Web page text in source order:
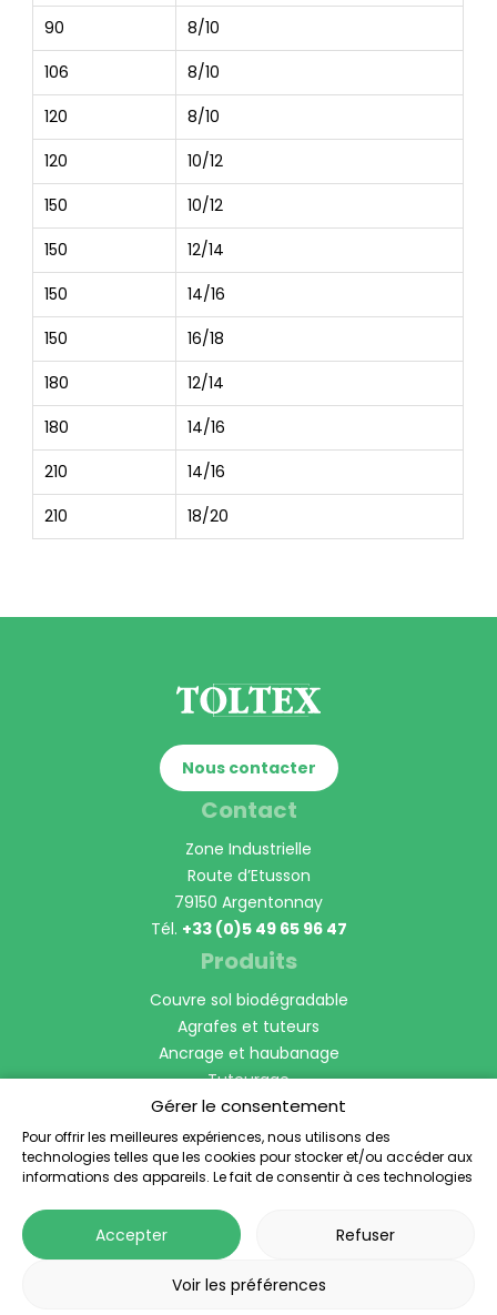
Gérer le consentement
Pour offrir les meilleures expériences, nous utilisons des
technologies telles que les cookies pour stocker et/ou accéder aux
informations des appareils. Le fait de consentir à ces technologies
de navigation ou les ID uniques sur ce site. Le fait de ne pas
consentir ou de retirer son consentement peut avoir un effet négatif
sur certaines caractéristiques et fonctions.
Accepter Refuser
Voir les préférences
90
8/10
106
8/10
120
8/10
120
10/12
150
10/12
150
12/14
150
14/16
150
16/18
180
12/14
180
14/16
210
14/16
210
18/20
Nous contacter
Contact
Zone Industrielle
Route d’Etusson
79150 Argentonnay
Tél. +33 (0)5 49 65 96 47
Produits
Couvre sol biodégradable
Agrafes et tuteurs
Ancrage et haubanage
Tuteurage
Manchon Protection de tronc
Bordures et voliges
Anti-racines
Horticulture et Pépinière
- Tous droits réservés -Mentions légales